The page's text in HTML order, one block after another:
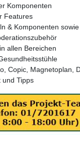
Komponenten
Features
& Komponenten
allen Bereichen
Copic, Magnetoplan,
und Tipps